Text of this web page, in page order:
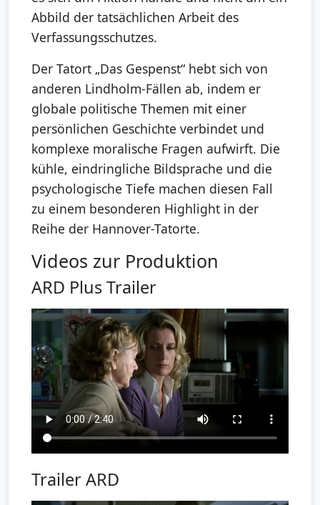
Abbild der tatsächlichen Arbeit des
Verfassungsschutzes.
Der Tatort „Das Gespenst“ hebt sich von
anderen Lindholm-Fällen ab, indem er
globale politische Themen mit einer
persönlichen Geschichte verbindet und
komplexe moralische Fragen aufwirft. Die
kühle, eindringliche Bildsprache und die
psychologische Tiefe machen diesen Fall
zu einem besonderen Highlight in der
Reihe der Hannover-Tatorte.
Videos zur Produktion
ARD Plus Trailer
Trailer ARD